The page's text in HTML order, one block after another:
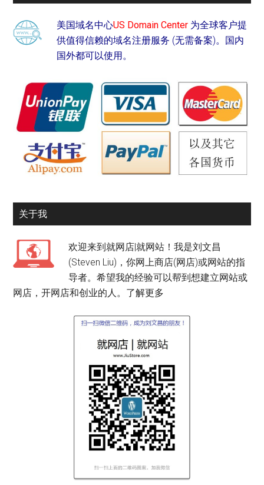
美国域名中心US Domain Center 为全球客户提
供值得信赖的域名注册服务 (无需备案)。国内
国外都可以使用。
关于我
欢迎来到就网店|就网站！我是刘文昌
(Steven Liu)，你网上商店(网店)或网站的指
导者。希望我的经验可以帮到想建立网站或
网店，开网店和创业的人。 了解更多